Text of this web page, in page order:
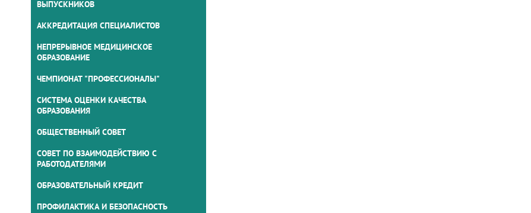
ВЫПУСКНИКОВ
АККРЕДИТАЦИЯ СПЕЦИАЛИСТОВ
НЕПРЕРЫВНОЕ МЕДИЦИНСКОЕ
ОБРАЗОВАНИЕ
ЧЕМПИОНАТ "ПРОФЕССИОНАЛЫ"
СИСТЕМА ОЦЕНКИ КАЧЕСТВА
ОБРАЗОВАНИЯ
ОБЩЕСТВЕННЫЙ СОВЕТ
СОВЕТ ПО ВЗАИМОДЕЙСТВИЮ С
РАБОТОДАТЕЛЯМИ
ОБРАЗОВАТЕЛЬНЫЙ КРЕДИТ
ПРОФИЛАКТИКА И БЕЗОПАСНОСТЬ